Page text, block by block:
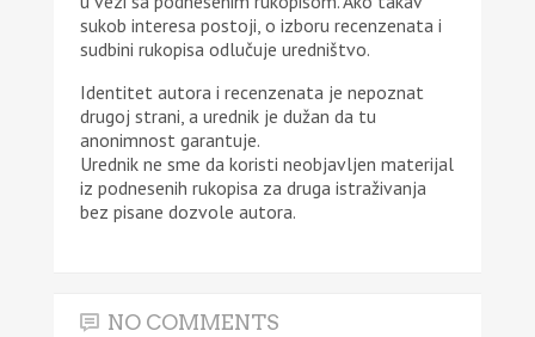
sukob interesa postoji, o izboru recenzenata i
sudbini rukopisa odlučuje uredništvo.
Identitet autora i recenzenata je nepoznat
drugoj strani, a urednik je dužan da tu
anonimnost garantuje.
Urednik ne sme da koristi neobjavljen materijal
iz podnesenih rukopisa za druga istraživanja
bez pisane dozvole autora.
NO COMMENTS